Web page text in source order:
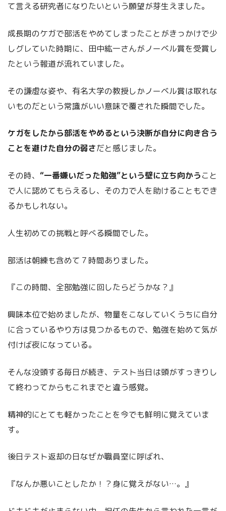
て言える研究者になりたいという願望が芽生えました。
成長期のケガで部活をやめてしまったことがきっかけで少
しグレていた時期に、田中紘一さんがノーベル賞を受賞し
たという報道が流れていました。
その謙虚な姿や、有名大学の教授しかノーベル賞は取れな
いものだという常識がいい意味で覆された瞬間でした。
ケガをしたから部活をやめるという決断が自分に向き合う
ことを避けた自分の弱さだと感じました。
その時、 “一番嫌いだった勉強”という壁に立ち向かうこと
で人に認めてもらえるし、その力で人を助けることもでき
るかもしれない。
人生初めての挑戦と呼べる瞬間でした。
部活は朝練も含めて７時間ありました。
『この時間、全部勉強に回したらどうかな？』
興味本位で始めましたが、物量をこなしていくうちに自分
に合っているやり方は見つかるもので、勉強を始めて気が
付けば夜になっている。
そんな没頭する毎日が続き、テスト当日は頭がすっきりし
て終わってからもこれまでと違う感覚。
精神的にとても軽かったことを今でも鮮明に覚えていま
す。
後日テスト返却の日なぜか職員室に呼ばれ、
『なんか悪いことしたか！？身に覚えがない…。』